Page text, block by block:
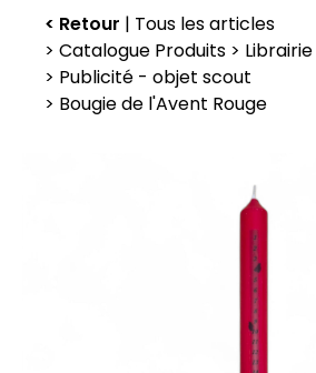
Retour
Tous les articles
Catalogue Produits
Publicité - objet scout
Bougie de l'Avent Rouge